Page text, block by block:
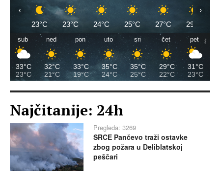
23°C 23°C 24°C 25°C 27°C 29°C
‹ ›
sub
33°C
23°C
ned
32°C
21°C
pon
33°C
19°C
uto
35°C
24°C
sri
35°C
25°C
čet
29°C
22°C
pet
31°C
23°C
Najčitanije: 24h
Pregleda: 3269
SRCE Pančevo traži ostavke
zbog požara u Deliblatskoj
peščari